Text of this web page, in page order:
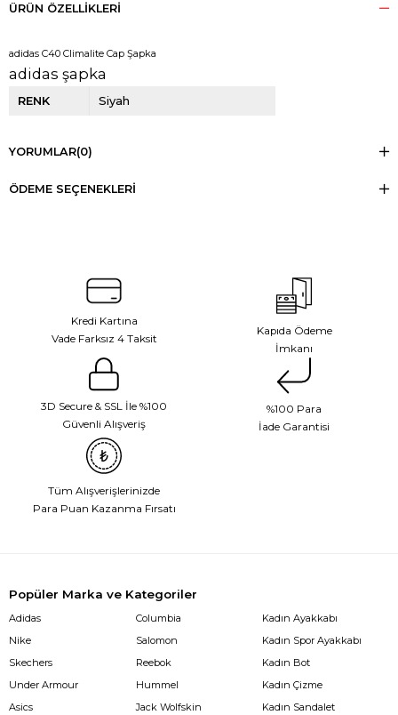
ÜRÜN ÖZELLIKLERI
adidas C40 Climalite Cap Şapka
adidas şapka
RENK Siyah
YORUMLAR(0)
ÖDEME SEÇENEKLERI
Kredi Kartına
Vade Farksız 4 Taksit
Kapıda Ödeme
İmkanı
3D Secure & SSL İle %100
Güvenli Alışveriş
%100 Para
İade Garantisi
Tüm Alışverişlerinizde
Para Puan Kazanma Fırsatı
Popüler Marka ve Kategoriler
Adidas
Nike
Skechers
Under Armour
Asics
Columbia
Salomon
Reebok
Hummel
Jack Wolfskin
Kadın Ayakkabı
Kadın Spor Ayakkabı
Kadın Bot
Kadın Çizme
Kadın Sandalet